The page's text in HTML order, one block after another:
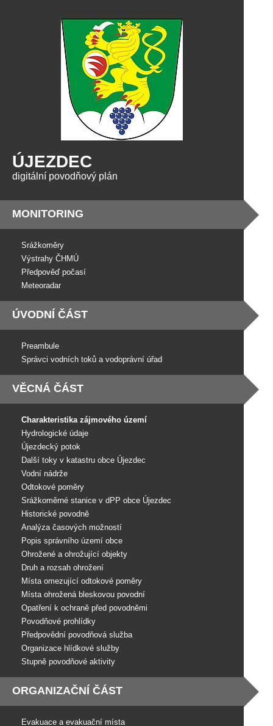
ÚJEZDEC
digitální povodňový plán
MONITORING
Srážkoměry
Výstrahy ČHMÚ
Předpověď počasí
Meteoradar
ÚVODNÍ ČÁST
Preambule
Správci vodních toků a vodoprávní úřad
VĚCNÁ ČÁST
Charakteristika zájmového území
Hydrologické údaje
Újezdecký potok
Další toky v katastru obce Újezdec
Vodní nádrže
Odtokové poměry
Srážkoměrné stanice v dPP obce Újezdec
Historické povodně
Analýza časových možností
Popis správního území obce
Ohrožené a ohrožující objekty
Druh a rozsah ohrožení
Místa omezující odtokové poměry
Místa ohrožená bleskovou povodní
Opatření k ochraně před povodněmi
Povodňové prohlídky
Předpovědní povodňová služba
Organizace hlídkové služby
Stupně povodňové aktivity
ORGANIZAČNÍ ČÁST
Evakuace a evakuační místa